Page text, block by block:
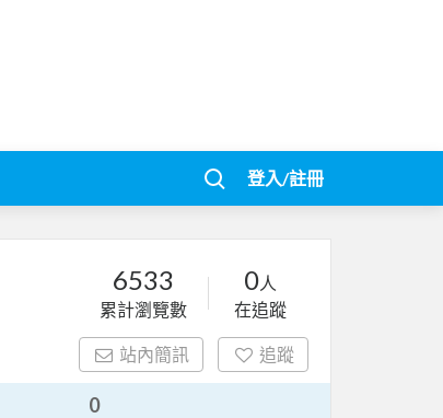
登入/註冊
6533
累計瀏覽數
0人
在追蹤
站內簡訊 追蹤
0